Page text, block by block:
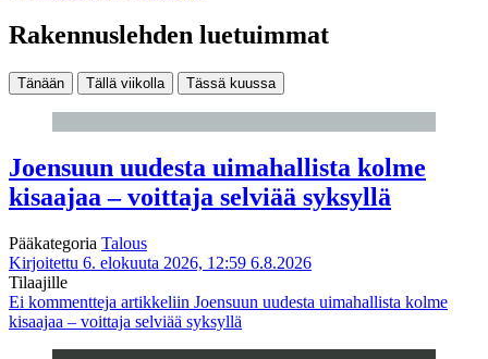
Rakennuslehden luetuimmat
Tänään Tällä viikolla Tässä kuussa
Joensuun uudesta uimahallista kolme
kisaajaa – voittaja selviää syksyllä
Pääkategoria Talous
Kirjoitettu 6. elokuuta 2026, 12:59 6.8.2026
Tilaajille
Ei kommentteja artikkeliin Joensuun uudesta uimahallista kolme
kisaajaa – voittaja selviää syksyllä